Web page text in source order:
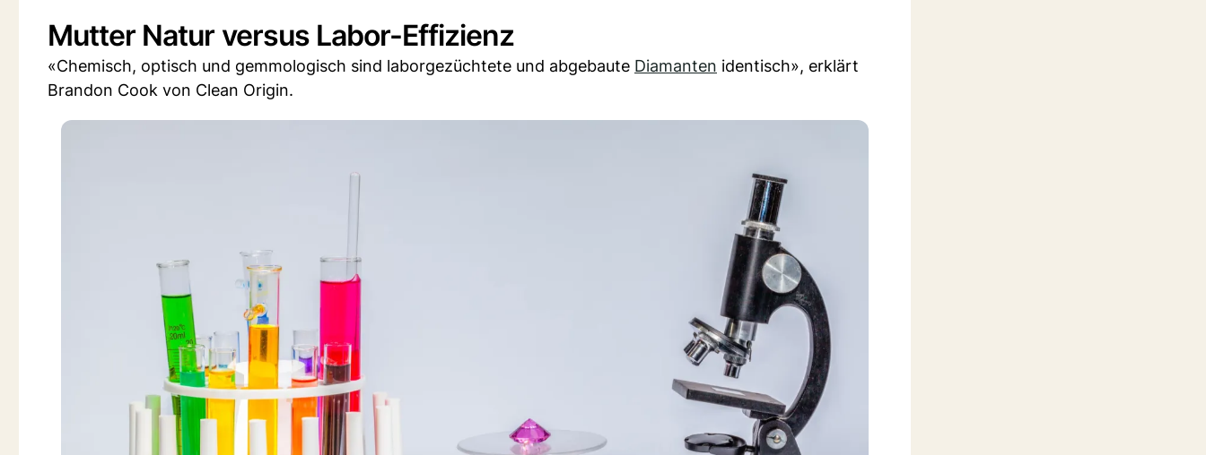
Mutter Natur versus Labor-Effizienz
«Chemisch, optisch und gemmologisch sind laborgezüchtete und abgebaute Diamanten identisch», erklärt
Brandon Cook von Clean Origin.